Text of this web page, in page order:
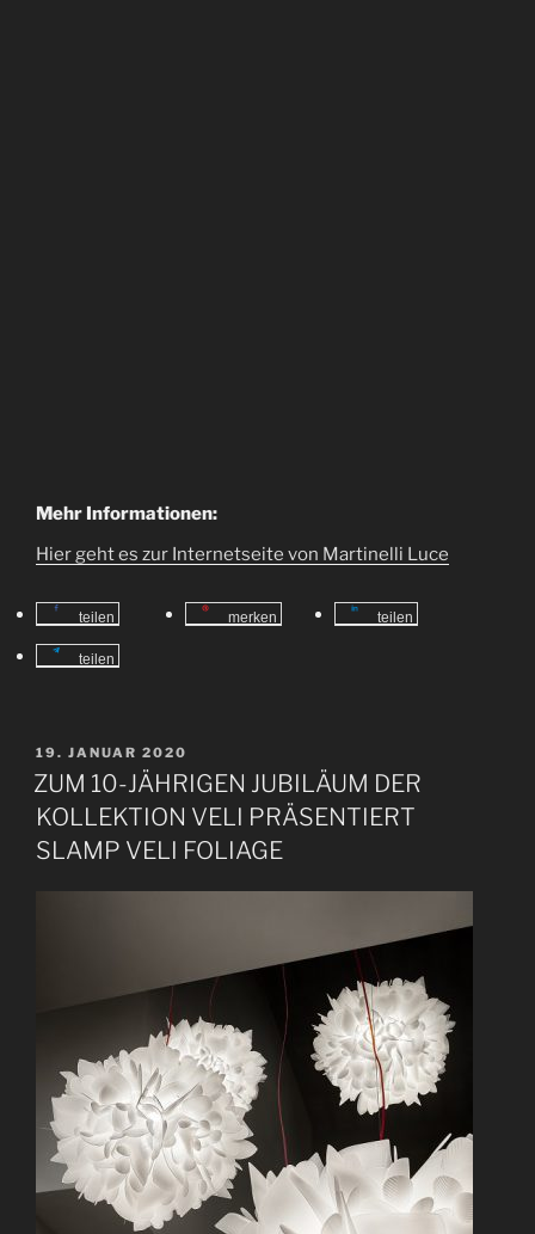
Mehr Informationen:
Hier geht es zur Internetseite von Martinelli Luce
teilen merken teilen
teilen
V
E
R
Ö
F
F
19. JANUAR 2020
ZUM 10-JÄHRIGEN JUBILÄUM DER
KOLLEKTION VELI PRÄSENTIERT
SLAMP VELI FOLIAGE